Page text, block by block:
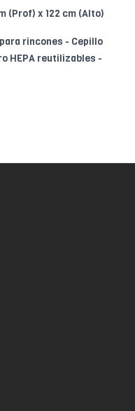
(Prof) x 122 cm (Alto)
rincones - Cepillo
HEPA reutilizables -